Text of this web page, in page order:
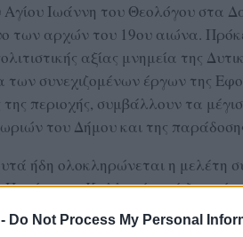
Do Not Process My Personal
Αγίου Ιωάννη του Θεολόγου στα
των αρχών του 19ου αιώνα.
αξίας μνημεία της
των συνεχιζομένων έργων της
περιοχής, συμβάλλουν τα
του Δήμου και της
ήδη ολοκληρώνεται η μελέτη
στην Καλλονή, ενώ ξεκινάνε
του κοιμητηριακού Ναού των